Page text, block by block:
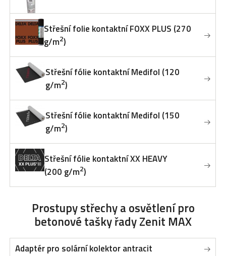
Střešní folie kontaktní FOXX PLUS (270
g/m2)
Střešní fólie kontaktní Medifol (120
g/m2)
Střešní fólie kontaktní Medifol (150
g/m2)
Střešní fólie kontaktní XX HEAVY
(200 g/m2)
Prostupy střechy a osvětlenípro
betonové tašky řady Zenit MAX
Adaptér pro solární kolektor antracit